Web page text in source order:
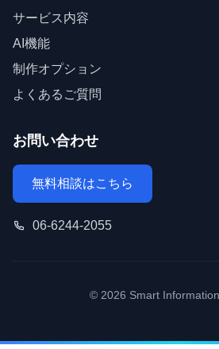
サービス内容
AI機能
制作オプション
よくあるご質問
お問い合わせ
無料相談はこちら
06-6244-2055
© 2026 Smart